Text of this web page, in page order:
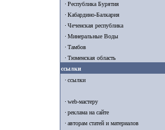
Республика Бурятия
Кабардино-Балкария
Чеченская республика
Минеральные Воды
Тамбов
Тюменская область
ссылки
ссылки
web-мастеру
реклама на сайте
авторам статей и материалов